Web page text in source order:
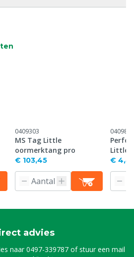
0409303
MS Tag Little
oormerktang pro
€ 103,45
0409834
Little
€
advies
naar0497-339787of stuur een mail